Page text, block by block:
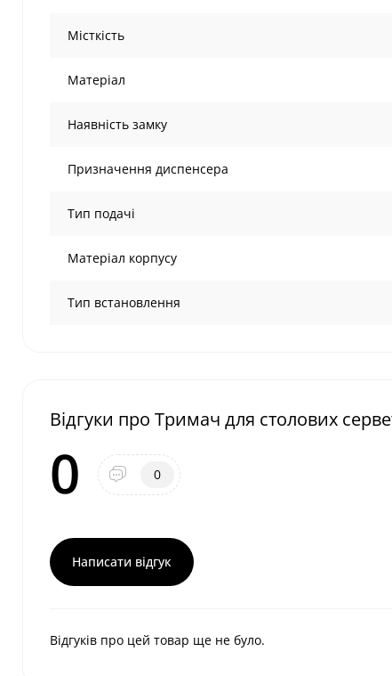
Місткість
Матеріал
Наявність замку
Призначення диспенсера
Тип подачі
Матеріал корпусу
Тип встановлення
Відгуки про Тримач для столових
0 0
Написати відгук
Відгуків про цей товар ще не було.